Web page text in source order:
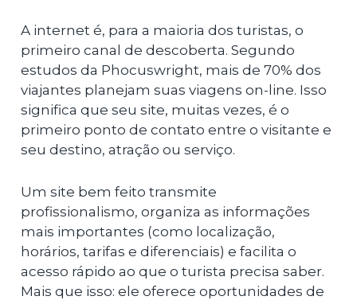
A internet é, para a maioria dos turistas, o
primeiro canal de descoberta. Segundo
estudos da Phocuswright, mais de 70% dos
viajantes planejam suas viagens on-line. Isso
significa que seu site, muitas vezes, é o
primeiro ponto de contato entre o visitante e
seu destino, atração ou serviço.
Um site bem feito transmite
profissionalismo, organiza as informações
mais importantes (como localização,
horários, tarifas e diferenciais) e facilita o
acesso rápido ao que o turista precisa saber.
Mais que isso: ele oferece oportunidades de